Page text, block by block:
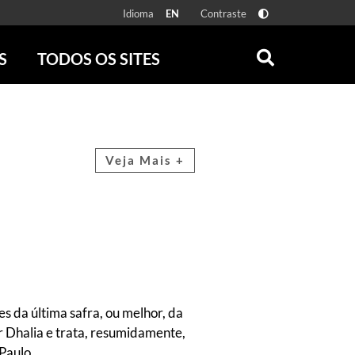
Idioma EN Contraste
TODOS OS SITES
CAROLINA MARIA DE JESUS
Veja Mais +
da última safra, ou melhor, da
Dhalia e trata, resumidamente,